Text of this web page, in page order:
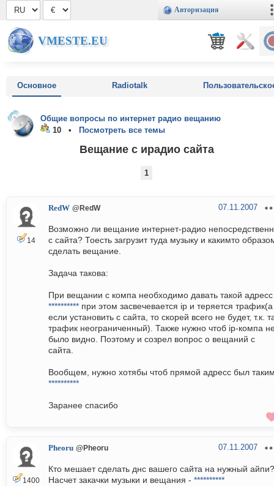
Авторизация
VMESTE.EU
Основное Radiotalk
Общие вопросы по интернет радио вещанию
10 •
Посмотреть все темы
Вещание с ирадио сайта
1
14
RedW @RedW 07.11.2007
Возможно ли вещание интернет-радио
с сайта? Тоесть загрузит туда музыку и какимто
сделать вещание.
Задача такова:
При вещании с компа необходимо давать такой адресс
********** при этом засвечевается ip и теряется трафик(а
если установить с сайта, то скорей всего не будет, т.к.
трафик неограниченный). Также нужно чтоб ip-компа
было видно. Поэтому и созрел вопрос о вещаний с
сайта.
Вообщем, нужно хотябы чтоб прямой адресс был
**********
Заранее спасибо
1400
Pheoru @Pheoru 07.11.2007
Кто мешает сделать днс вашего сайта на нужный айпи?
Насчет закачки музыки и вещания - **********